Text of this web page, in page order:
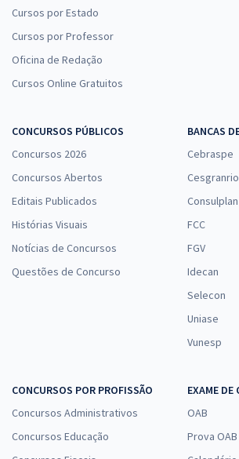
Cursos por Estado
Cursos por Professor
Oficina de Redação
Cursos Online Gratuitos
CONCURSOS PÚBLICOS
Concursos 2026
Concursos Abertos
Editais Publicados
Histórias Visuais
Notícias de Concursos
Questões de Concurso
BANCAS
Cebraspe
Cesgranrio
Consulplan
FCC
FGV
Idecan
Selecon
Uniase
Vunesp
CONCURSOS POR PROFISSÃO
Concursos Administrativos
Concursos Educação
EXAME DE
OAB
Prova OAB